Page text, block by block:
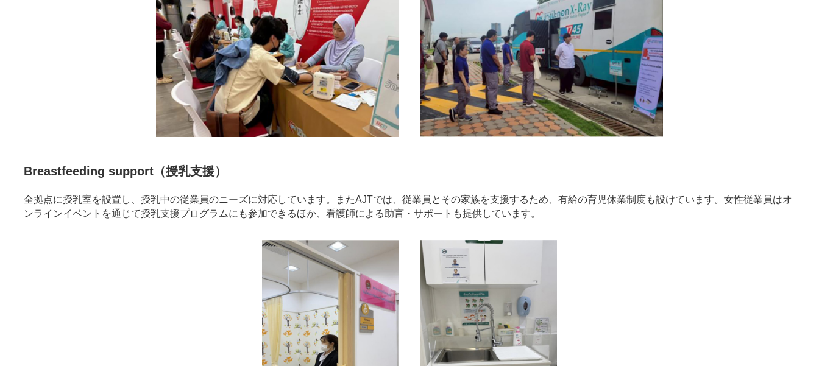
Breastfeeding support（授乳支援）
全拠点に授乳室を設置し、授乳中の従業員のニーズに対応しています。またAJTでは、従業員とその家族を支援するため、有給の育児休業制度も設けています。女性従業員はオ
ンラインイベントを通じて授乳支援プログラムにも参加できるほか、看護師による助言・サポートも提供しています。